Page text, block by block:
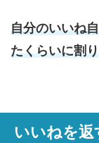
自分のいいね
たくらいに割
いいねを